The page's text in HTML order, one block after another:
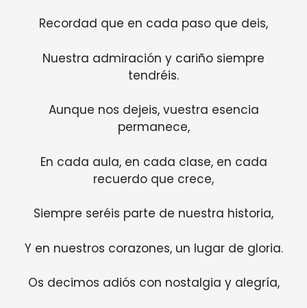
Recordad que en cada paso que deis,
Nuestra admiración y cariño siempre
tendréis.
Aunque nos dejeis, vuestra esencia
permanece,
En cada aula, en cada clase, en cada
recuerdo que crece,
Siempre seréis parte de nuestra historia,
Y en nuestros corazones, un lugar de gloria.
Os decimos adiós con nostalgia y alegría,